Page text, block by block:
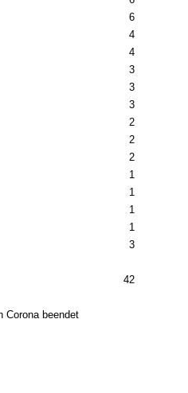
6
4
4
3
3
3
2
2
2
1
1
1
1
3
42
Corona beendet